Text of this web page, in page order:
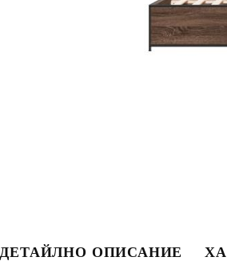
ДЕТАЙЛНО ОПИСАНИЕ